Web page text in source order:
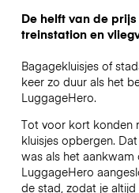
De helft van de
treinstation en
Bagagekluisjes of
keer zo duur als het
LuggageHero.
Tot voor kort konden
kluisjes opbergen.
was als het
LuggageHero
de stad, zodat je